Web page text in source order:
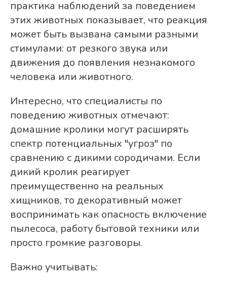
практика наблюдений за поведением
этих животных показывает, что реакция
может быть вызвана самыми разными
стимулами: от резкого звука или
движения до появления незнакомого
человека или животного.
Интересно, что специалисты по
поведению животных отмечают:
домашние кролики могут расширять
спектр потенциальных "угроз" по
сравнению с дикими сородичами. Если
дикий кролик реагирует
преимущественно на реальных
хищников, то декоративный может
воспринимать как опасность включение
пылесоса, работу бытовой техники или
просто громкие разговоры.
Важно учитывать: